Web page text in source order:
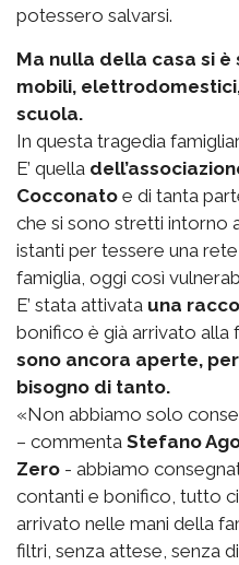
potessero salvarsi.
Ma nulla della casa si
mobili,
scuola.
In questa tragedia
E’ quella
Cocconato e di tanta
che si sono stretti intorno
istanti per tessere una
famiglia, oggi così
E’ stata attivata una
bonifico è già arrivato alla
sono ancora aperte,
bisogno di tanto.
«Non abbiamo solo
– commenta Stefano
Zero - abbiamo
contanti e bonifico, tutto
arrivato nelle mani della
filtri, senza attese, senza